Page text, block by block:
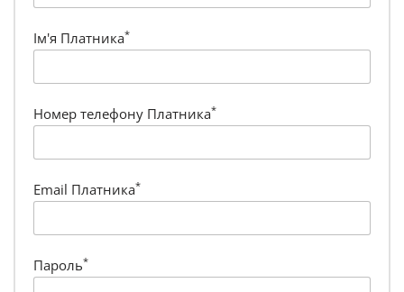
Ім'я Платника*
Номер телефону Платника*
Email Платника*
Пароль*